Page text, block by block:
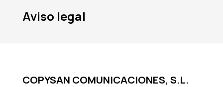
Aviso legal
COPYSAN COMUNICACIONES, S.L.